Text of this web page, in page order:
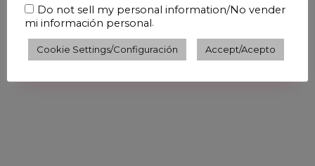
Do not sell my personal information/No vender
mi información personal.
Cookie Settings/Configuración Accept/Acepto